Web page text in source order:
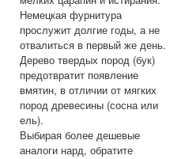
Немецкая фурнитура
прослужит долгие годы, а не
отвалиться в первый же день.
Дерево твердых пород (бук)
предотвратит появление
вмятин, в отличии от мягких
пород древесины (сосна или
ель).
Выбирая более дешевые
аналоги нард, обратите